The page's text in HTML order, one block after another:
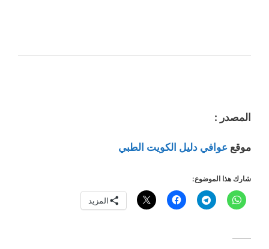
المصدر :
موقع عوافي دليل الكويت الطبي
شارك هذا الموضوع:
المزيد